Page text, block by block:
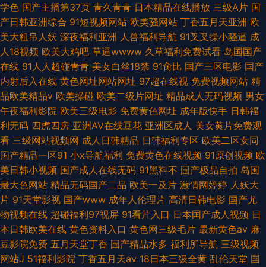
学色 国产主播第37页 青久青青 日本精品在线播放 三级A片 国
产日韩亚洲综合 91短视频网站 欧美骚网站 丁香五月天亚洲 欧
美大粗吊人妖 深夜福利亚洲 人兽福利导航 91叉叉操小骚逼 成
人18视频 欧美大鸡吧 草逼wwww 久草福利免费试看 岛国国产
在线 91人人超碰青青 美女白丝18禁 91肏比 国产三区电影 国产
内射后入在线 黄色网址网站网址 97超在线视 免费视频网站 精
品欧美精品v 欧美操碰 欧美二级片网址 精品成人无码视频 男女
午夜福利影院 欧美三级电影 免费黄色网址 成年版快手 日韩福
利无码 四虎四房 亚洲AV在线豆花 亚洲区成人 美女黄片免费观
看 三级网站视频网 成人日韩精品 日韩福利专区 欧美二区女同
国产精品一区91 小x导航福利 免费黄色在线视频 91原创视频 欧
美日韩小视频 国产成人在线无码 91黑料不 国产极品自拍 岛国
最大色网站 精品无码国产二品 欧美一及片 激情网婷婷 人妖大
片 91天堂影视 国产www 成年人伦理片 高清日韩电影 国产尤
物视频在线 超碰福利97视屏 91看片入口 日本国产成人视频 日
本日韩欧美在线 黄色资料入口 黄色网三级毛片 最新黄色av 麻
豆影院免费 五月天堂丁香 国产精品水多 福利所导航 三级视频
网站J 51福利影院 丁香五月天av 18日本三级全黄 乱伦天堂 国